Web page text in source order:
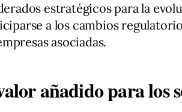
estratégicos para la
a los cambios
asociadas.
añadido para los